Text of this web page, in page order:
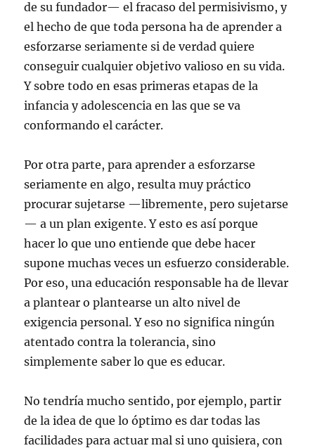
de su fundador— el fracaso del permisivismo, y
el hecho de que toda persona ha de aprender a
esforzarse seriamente si de verdad quiere
conseguir cualquier objetivo valioso en su vida.
Y sobre todo en esas primeras etapas de la
infancia y adolescencia en las que se va
conformando el carácter.
Por otra parte, para aprender a esforzarse
seriamente en algo, resulta muy práctico
procurar sujetarse —libremente, pero sujetarse
— a un plan exigente. Y esto es así porque
hacer lo que uno entiende que debe hacer
supone muchas veces un esfuerzo considerable.
Por eso, una educación responsable ha de llevar
a plantear o plantearse un alto nivel de
exigencia personal. Y eso no significa ningún
atentado contra la tolerancia, sino
simplemente saber lo que es educar.
No tendría mucho sentido, por ejemplo, partir
de la idea de que lo óptimo es dar todas las
facilidades para actuar mal si uno quisiera, con